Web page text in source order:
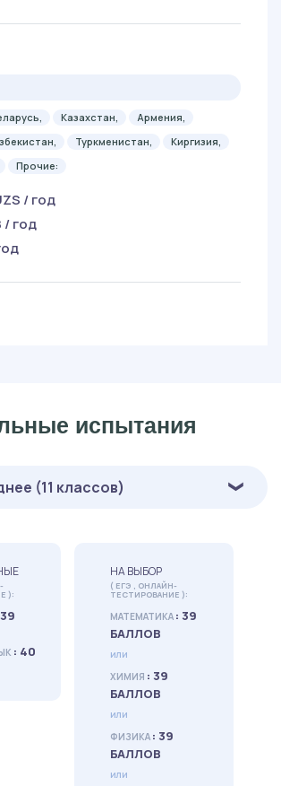
Казахстан,
Армения,
Туркменистан,
Киргизия,
Прочие:
/ год
/ год
испытания
(11 классов)
):
: 40
НА ВЫБОР
( ЕГЭ , ОНЛАЙН-
ТЕСТИРОВАНИЕ ):
МАТЕМАТИКА : 39
БАЛЛОВ
или
ХИМИЯ : 39
БАЛЛОВ
или
ФИЗИКА : 39
БАЛЛОВ
или